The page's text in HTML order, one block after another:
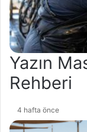
Yazın
Rehberi
4 hafta önce